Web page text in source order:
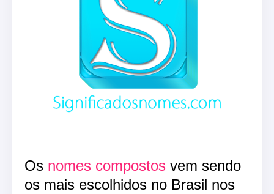
Os nomes compostos vem sendo
os mais escolhidos no Brasil nos